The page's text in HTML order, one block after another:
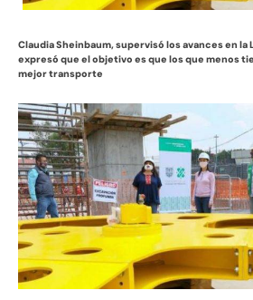
Claudia Sheinbaum, supervisó los avances en la
expresó que el objetivo es que los que menos
mejor transporte